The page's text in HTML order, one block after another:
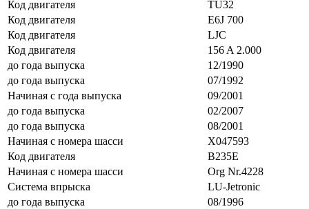
Код двигателя
TU32
Код двигателя
E6J 700
Код двигателя
LJC
Код двигателя
156 A 2.000
до года выпуска
12/1990
до года выпуска
07/1992
Начиная с года выпуска
09/2001
до года выпуска
02/2007
до года выпуска
08/2001
Начиная с номера шасси
X047593
Код двигателя
B235E
Начиная с номера шасси
Org Nr.4228
Система впрыска
LU-Jetronic
до года выпуска
08/1996